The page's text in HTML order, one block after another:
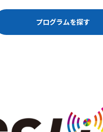
プログラムを探す
Automatic